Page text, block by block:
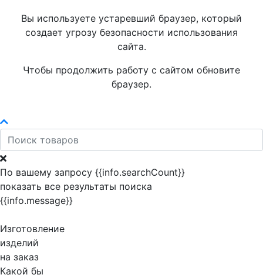
Вы используете устаревший браузер, который
создает угрозу безопасности использования
сайта.
Чтобы продолжить работу с сайтом обновите
браузер.
По вашему запросу {{info.searchCount}}
показать все результаты поиска
{{info.message}}
Изготовление
изделий
на заказ
Какой бы